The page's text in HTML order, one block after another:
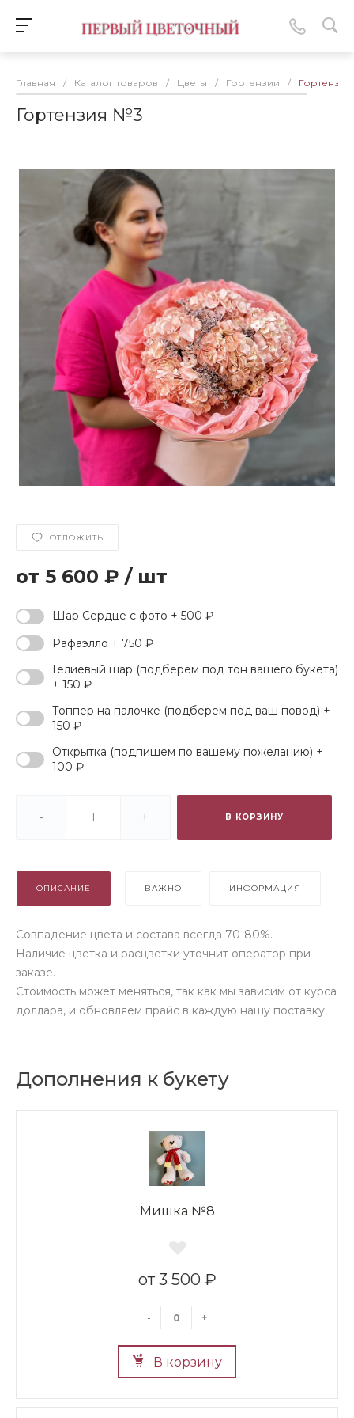
Главная / Каталог товаров / Цветы / Гортензии /
Гортензия №3
ОТЛОЖИТЬ
5 600 ₽ / шт
Шар Сердце с фото + 500 ₽
Рафаэлло + 750 ₽
Гелиевый шар (подберем под тон вашего букета)
+ 150 ₽
Топпер на палочке (подберем под ваш повод) +
150 ₽
Открытка (подпишем по вашему пожеланию) +
100 ₽
- + В КОРЗИНУ
ОПИСАНИЕ ВАЖНО ИНФОРМАЦИЯ
Совпадение цвета и состава всегда 70-80%.
Наличие цветка и расцветки уточнит оператор при
заказе.
Стоимость может меняться, так как мы зависим от курса
доллара, и обновляем прайс в каждую нашу поставку.
Дополнения к букету
Мишка №8
3 500 ₽
- +
В корзину